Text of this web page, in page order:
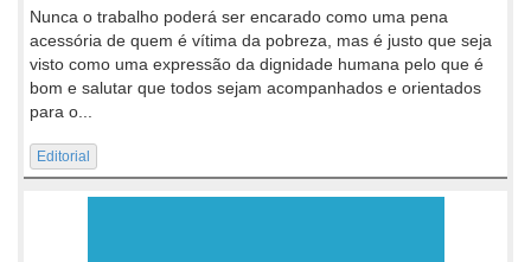
Nunca o trabalho poderá ser encarado como uma pena
acessória de quem é vítima da pobreza, mas é justo que seja
visto como uma expressão da dignidade humana pelo que é
bom e salutar que todos sejam acompanhados e orientados
para o...
Editorial